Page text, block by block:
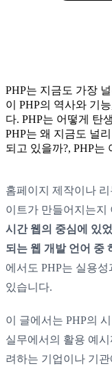
PHP는 지금도 가장
이 PHP의 역사와 기
다. PHP는 어떻게 탄
PHP는 왜 지금도 널
되고 있을까?, PHP는
홈페이지 제작이나
이트가 만들어지는지
시간 웹의 중심에 있
되는 웹 개발 언어 중
에서도 PHP는 실용
있습니다.
이 글에서는 PHP의
실무에서의 활용 예
려하는 기업이나 기